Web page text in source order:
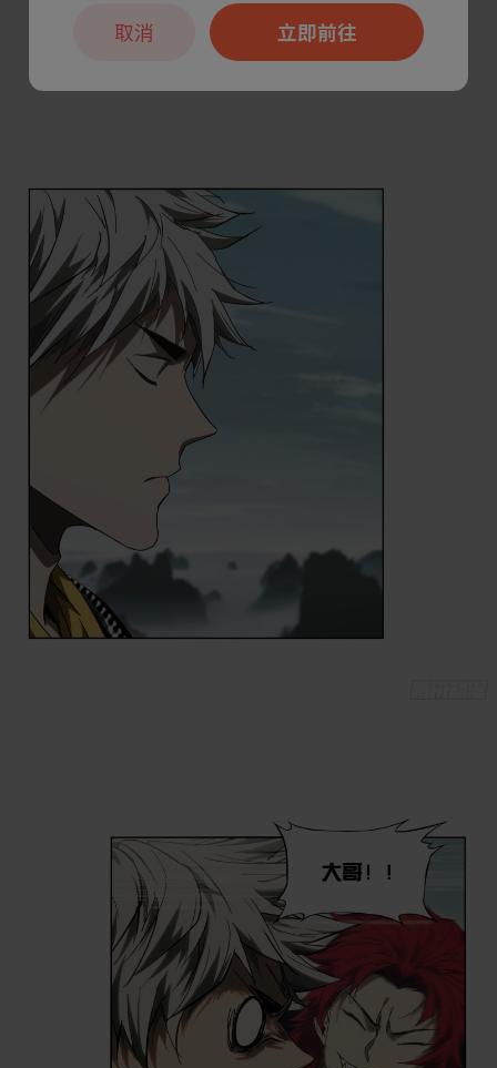
立即前往
取消